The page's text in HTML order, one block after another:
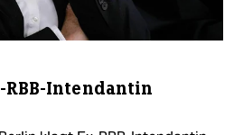
RBB-Intendantin